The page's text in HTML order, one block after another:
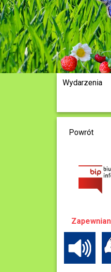
Wydarzenia
Powrót